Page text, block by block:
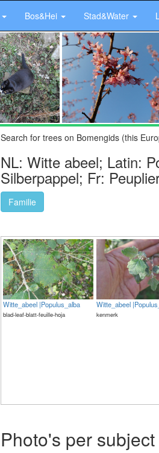
Bos&Hei Stad&Water
Search for trees on Bomengids (this
NL: Witte abeel; Latin:
Silberpappel; Fr:
Familie
Witte_abeel |Populus_alba
blad-leaf-blatt-feuille-hoja
Witte_abeel
kenmerk
Photo's per subject